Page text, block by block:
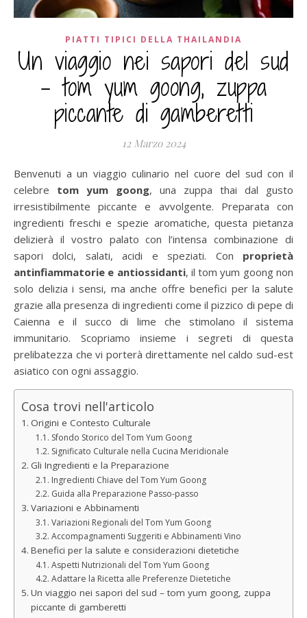
PIATTI TIPICI DELLA THAILANDIA
Un viaggio nei sapori del sud
– tom yum goong, zuppa
piccante di gamberetti
12 Marzo 2024
Benvenuti a un viaggio culinario nel cuore del sud con il
celebre tom yum goong, una zuppa thai dal gusto
irresistibilmente piccante e avvolgente. Preparata con
ingredienti freschi e spezie aromatiche, questa pietanza
delizierà il vostro palato con l’intensa combinazione di
sapori dolci, salati, acidi e speziati. Con proprietà
antinfiammatorie e antiossidanti, il tom yum goong non
solo delizia i sensi, ma anche offre benefici per la salute
grazie alla presenza di ingredienti come il pizzico di pepe di
Caienna e il succo di lime che stimolano il sistema
immunitario. Scopriamo insieme i segreti di questa
prelibatezza che vi porterà direttamente nel caldo sud-est
asiatico con ogni assaggio.
Cosa trovi nell'articolo
Origini e Contesto Culturale
Sfondo Storico del Tom Yum Goong
Significato Culturale nella Cucina Meridionale
Gli Ingredienti e la Preparazione
Ingredienti Chiave del Tom Yum Goong
Guida alla Preparazione Passo-passo
Variazioni e Abbinamenti
Variazioni Regionali del Tom Yum Goong
Accompagnamenti Suggeriti e Abbinamenti Vino
Benefici per la salute e considerazioni dietetiche
Aspetti Nutrizionali del Tom Yum Goong
Adattare la Ricetta alle Preferenze Dietetiche
Un viaggio nei sapori del sud – tom yum goong, zuppa
piccante di gamberetti